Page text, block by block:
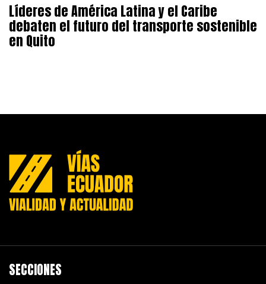
Líderes de América Latina y el Caribe
debaten el futuro del transporte sostenible
en Quito
SECCIONES